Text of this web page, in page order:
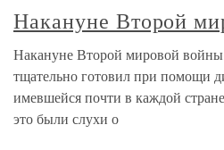
Накануне Второй
Накануне Второй мировой
тщательно готовил при помощи
имевшейся почти в каждой
это были слухи о